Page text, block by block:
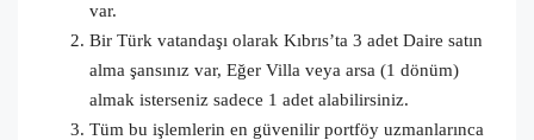
var.
Bir Türk vatandaşı olarak Kıbrıs’ta 3 adet Daire satın
alma şansınız var, Eğer Villa veya arsa (1 dönüm)
almak isterseniz sadece 1 adet alabilirsiniz.
Tüm bu işlemlerin en güvenilir portföy uzmanlarınca